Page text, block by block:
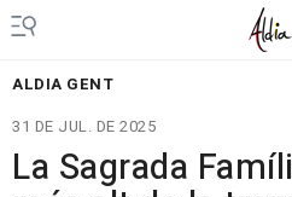
ALDIA GENT
31 DE JUL. DE 2025
La Sagrada